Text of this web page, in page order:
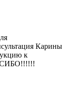
Карины
к